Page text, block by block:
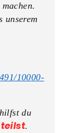
10000-
du
teilst.